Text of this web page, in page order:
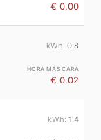
€ 0.00
0.8
€ 0.02
1.4